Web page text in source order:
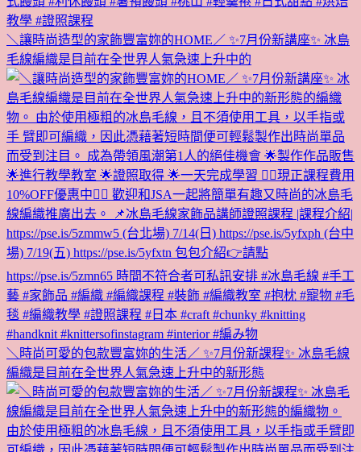
＼讓時尚造型的家飾豐富妳的HOME／ ✨7月份新講座✨ 冰島
毛線編織是目前在全世界人氣急速上升中的
＼時尚可愛的包款豐富妳的生活／ ✨7月份新課程✨ 冰島毛線
編織是目前在全世界人氣急速上升中的新形態